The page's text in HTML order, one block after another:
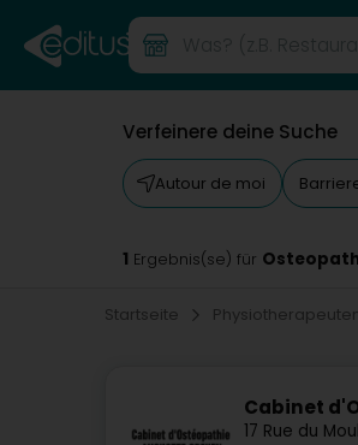
Verfeinere deine Suche
Autour de moi
1 Ergebnis(se) für
Startseite
Cabinet
17 Rue du